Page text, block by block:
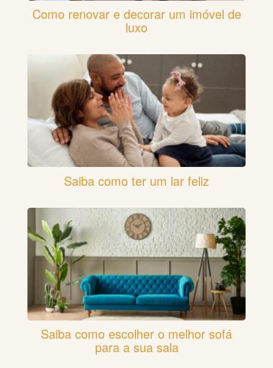
Como renovar e decorar um imóvel de
luxo
Saiba como ter um lar feliz
Saiba como escolher o melhor sofá
para a sua sala